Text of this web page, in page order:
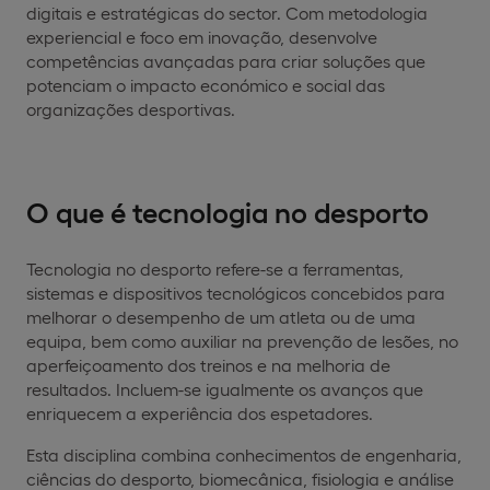
digitais e estratégicas do sector. Com metodologia
experiencial e foco em inovação, desenvolve
competências avançadas para criar soluções que
potenciam o impacto económico e social das
organizações desportivas.
O que é tecnologia no desporto
Tecnologia no desporto refere-se a ferramentas,
sistemas e dispositivos tecnológicos concebidos para
melhorar o desempenho de um atleta ou de uma
equipa, bem como auxiliar na prevenção de lesões, no
aperfeiçoamento dos treinos e na melhoria de
resultados. Incluem-se igualmente os avanços que
enriquecem a experiência dos espetadores.
Esta disciplina combina conhecimentos de engenharia,
ciências do desporto, biomecânica, fisiologia e análise